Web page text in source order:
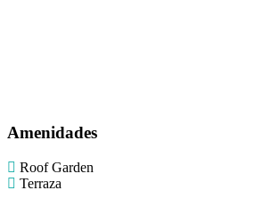
Amenidades
Roof Garden
Terraza